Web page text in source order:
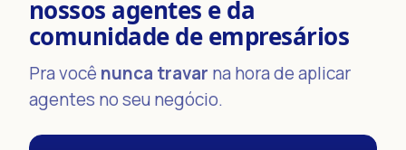
nossos agentes e da
comunidade de empresários
Pra você nunca travar na hora de aplicar
agentes no seu negócio.